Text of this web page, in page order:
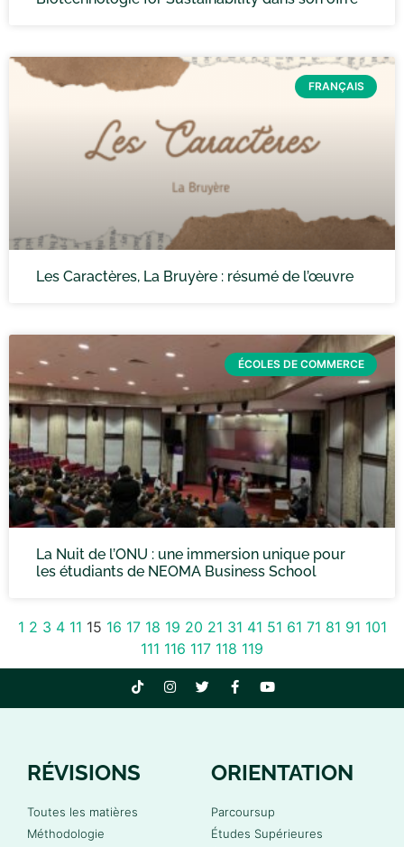
FRANÇAIS
Les Caractères, La Bruyère : résumé de l’œuvre
ÉCOLES DE COMMERCE
La Nuit de l’ONU : une immersion unique pour
les étudiants de NEOMA Business School
1 2 3 4 11 15 16 17 18 19 20 21 31 41 51 61 71 81 91 101
111 116 117 118 119
RÉVISIONS
Toutes les matières
Méthodologie
ORIENTATION
Parcoursup
Études Supérieures